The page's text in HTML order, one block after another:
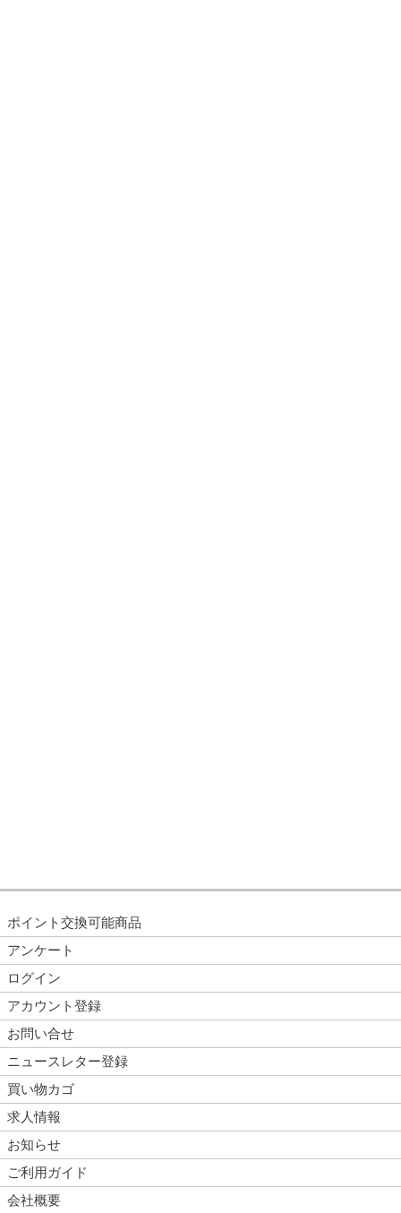
ポイント交換可能商品
アンケート
ログイン
アカウント登録
お問い合せ
ニュースレター登録
買い物カゴ
求人情報
お知らせ
ご利用ガイド
会社概要